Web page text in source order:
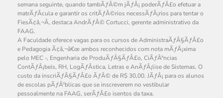
semana seguinte, quando tambÃƒÂ©m jÃƒÂ¡ poderÃƒÂ£o efetuar a
matrÃƒÂ­cula e garantir os critÃƒÂ©rios necessÃƒÂ¡rios para tentar o
FiesÃ¢â‚¬Â, destaca AndrÃƒÂ© Cortucci, gerente administrativo da
FAAG.
A Faculdade oferece vagas para os cursos de AdministraÃƒÂ§ÃƒÂ£o
e Pedagogia Ã¢â‚¬â€œ ambos reconhecidos com nota mÃƒÂ¡xima
pelo MEC -, Engenharia de ProduÃƒÂ§ÃƒÂ£o, CiÃƒÂªncias
ContÃƒÂ¡beis, RH, LogÃƒÂ­stica, Letras e AnÃƒÂ¡lise de Sistemas. O
custo da inscriÃƒÂ§ÃƒÂ£o ÃƒÂ© de R$ 30,00. JÃƒÂ¡ para os alunos
de escolas pÃƒÂºblicas que se inscreverem no vestibular
pessoalmente na FAAG, serÃƒÂ£o isentos da taxa.